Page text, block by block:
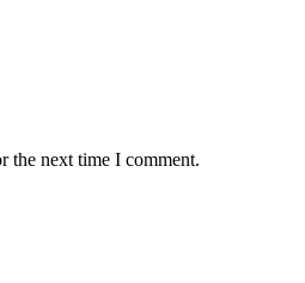
the next time I comment.